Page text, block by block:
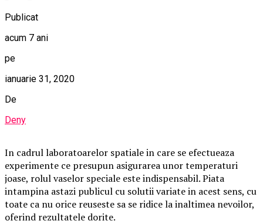
Publicat
acum 7 ani
pe
ianuarie 31, 2020
De
Deny
In cadrul laboratoarelor spatiale in care se efectueaza
experimente ce presupun asigurarea unor temperaturi
joase, rolul vaselor speciale este indispensabil. Piata
intampina astazi publicul cu solutii variate in acest sens, cu
toate ca nu orice reuseste sa se ridice la inaltimea nevoilor,
oferind rezultatele dorite.